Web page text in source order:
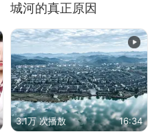
城河的真正原因
3.1万 次播放 16:34